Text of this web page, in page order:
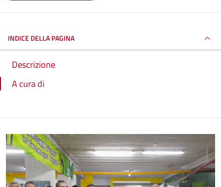
INDICE DELLA PAGINA
Descrizione
A cura di